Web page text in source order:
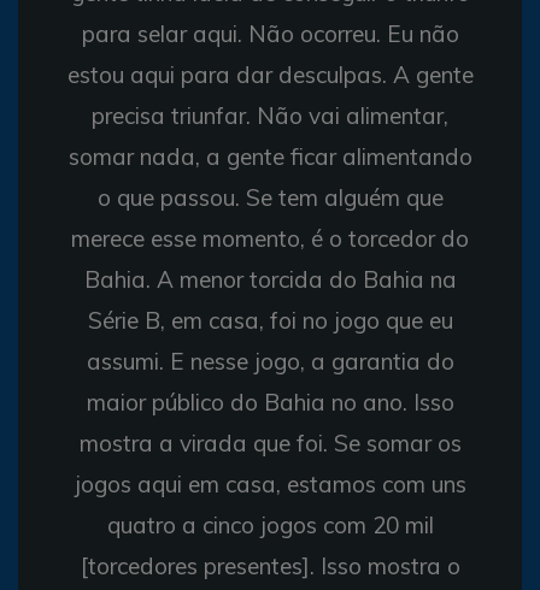
para selar aqui. Não ocorreu. Eu não
estou aqui para dar desculpas. A gente
precisa triunfar. Não vai alimentar,
somar nada, a gente ficar alimentando
o que passou. Se tem alguém que
merece esse momento, é o torcedor do
Bahia. A menor torcida do Bahia na
Série B, em casa, foi no jogo que eu
assumi. E nesse jogo, a garantia do
maior público do Bahia no ano. Isso
mostra a virada que foi. Se somar os
jogos aqui em casa, estamos com uns
quatro a cinco jogos com 20 mil
[torcedores presentes]. Isso mostra o